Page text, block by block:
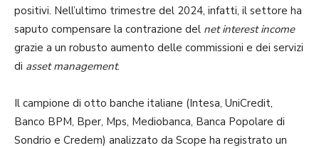
positivi. Nell’ultimo trimestre del 2024, infatti, il settore ha
saputo compensare la contrazione del net interest income
grazie a un robusto aumento delle commissioni e dei servizi
di asset management.
Il campione di otto banche italiane (Intesa, UniCredit,
Banco BPM, Bper, Mps, Mediobanca, Banca Popolare di
Sondrio e Credem) analizzato da Scope ha registrato un